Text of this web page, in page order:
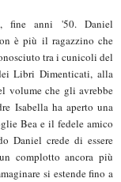
fine anni '50. Daniel
è più il ragazzino che
tra i cunicoli del
Libri Dimenticati, alla
volume che gli avrebbe
Isabella ha aperto una
Bea e il fedele amico
Daniel crede di essere
complotto ancora più
si estende fino a